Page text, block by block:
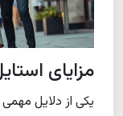
مزایای
یکی از دلایل